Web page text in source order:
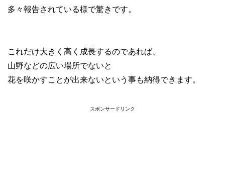
多々報告されている様で驚きです。
これだけ大きく高く成長するのであれば、
山野などの広い場所でないと
花を咲かすことが出来ないという事も納得できます。
スポンサードリンク